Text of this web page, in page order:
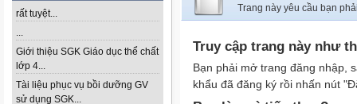
rất tuyệt...
...
Giới thiệu SGK Giáo dục thể chất
lớp 4...
Tài liệu phục vụ bồi dưỡng GV
sử dụng SGK...
Trang này yêu cầu bạn
Truy cập trang này như
Bạn phải mở trang đăng nhập,
khẩu đã đăng ký rồi nhấn nút